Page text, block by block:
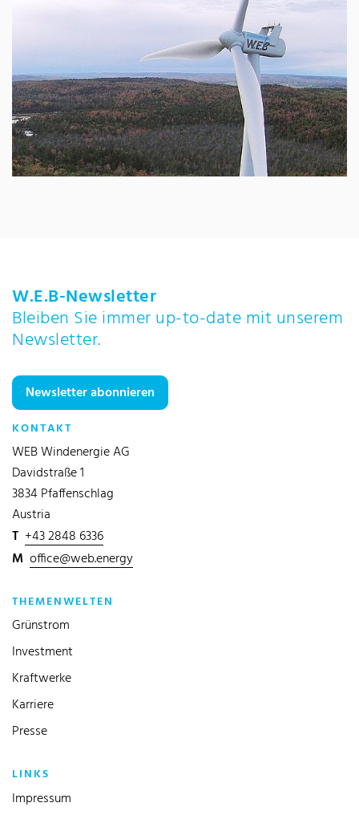
W.E.B-Newsletter
Bleiben Sie immer up-to-date mit unserem
Newsletter.
Newsletter abonnieren
KONTAKT
WEB Windenergie AG
Davidstraße 1
3834 Pfaffenschlag
Austria
T +43 2848 6336
M office@web.energy
THEMENWELTEN
Grünstrom
Investment
Kraftwerke
Karriere
Presse
LINKS
Impressum